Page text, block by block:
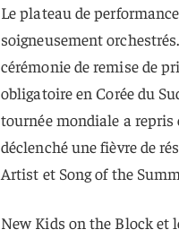
Le plateau de
soigneusement orchestrés.
cérémonie de remise de
obligatoire en Corée du
tournée mondiale a
déclenché une fièvre de
Artist et Song of the
New Kids on the Block et